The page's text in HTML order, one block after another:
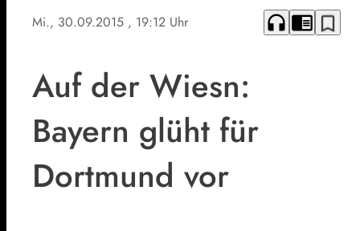
Mi., 30.09.2015 , 19:12 Uhr headphones chrome_reader_mode bookmark_border
Auf der Wiesn:
Bayern glüht für
Dortmund vor